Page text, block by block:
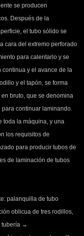
se producen
Después de la
el tubo sólido se
cara del extremo perforado
para calentarlo y se
y el avance de la
y el tapón, se forma
bruto, que se denomina
continuar laminando.
toda la máquina, y una
los requisitos de
para producir tubos de
de laminación de tubos
palanquilla de tubo
oblicua de tres rodillos,
tubería →